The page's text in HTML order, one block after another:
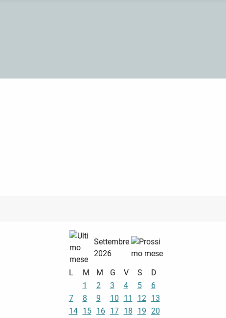
Settembre
2026
L M M G V S
D
1
2 3 4 5
6
7
8 9 10 11 12
13
14
15 16 17 18 19 20